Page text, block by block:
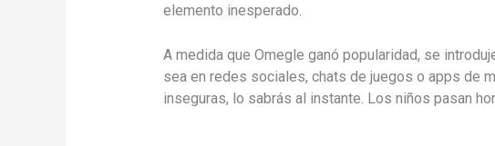
elemento inesperado.
A medida que Omegle ganó popularidad, se
sea en redes sociales, chats de juegos o apps de
inseguras, lo sabrás al instante. Los niños pasan